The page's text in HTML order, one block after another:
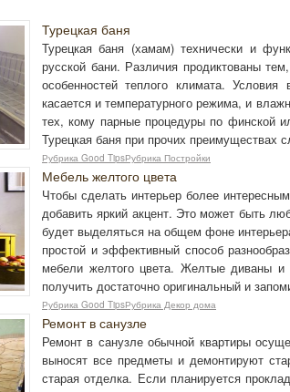
Турецкая баня
Турецкая баня (хамам) технически и
русской бани. Различия продиктованы
особенностей теплого климата.
касается и температурного режима, и
тех, кому парные процедуры по финской
Турецкая баня при прочих преимуществах
Рубрика Good TipsРубрика Постройки
Мебель желтого цвета
Чтобы сделать интерьер более
добавить яркий акцент. Это может быть
будет выделяться на общем фоне
простой и эффективный способ
мебели желтого цвета. Желтые диваны
получить достаточно оригинальный и
Рубрика Good TipsРубрика Декор дома
Ремонт в санузле
Ремонт в санузле обычной квартиры
выносят все предметы и демонтируют
старая отделка. Если планируется